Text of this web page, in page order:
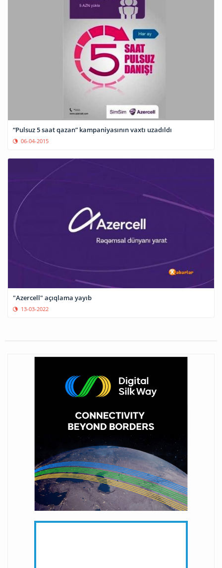
“Pulsuz 5 saat qazan” kampaniyasının vaxtı uzadıldı
06-04-2015
"Azercell" açıqlama yayıb
13-03-2022